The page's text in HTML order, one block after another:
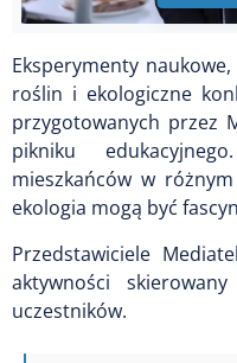
Eksperymenty
roślin i ekologiczne
przygotowanych przez
pikniku
mieszkańców w
ekologia mogą być
Przedstawiciele
aktywności
uczestników.